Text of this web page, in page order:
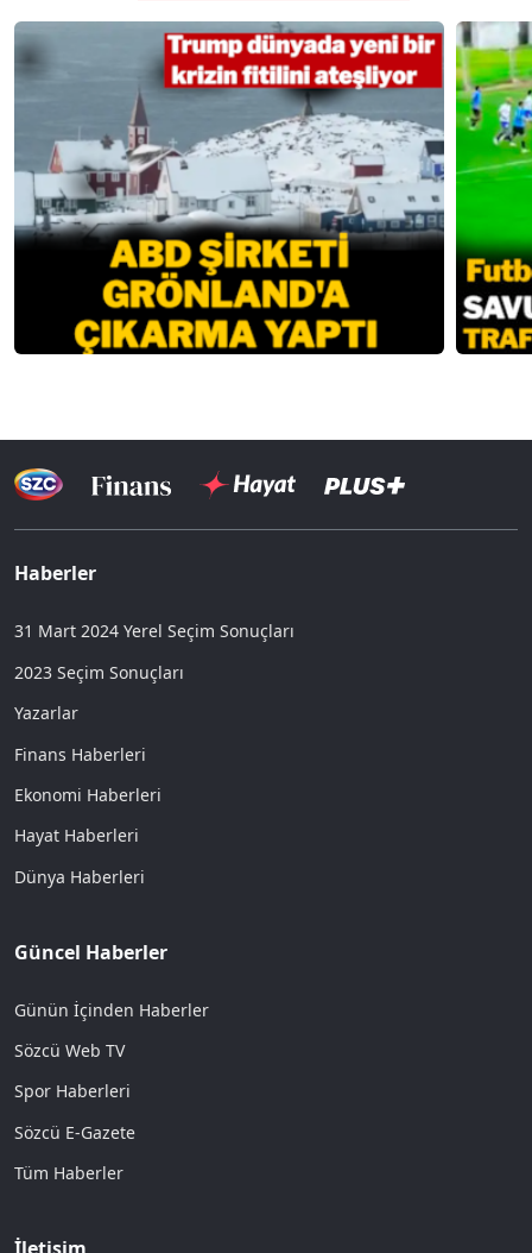
Haberler
31 Mart 2024 Yerel Seçim Sonuçları
2023 Seçim Sonuçları
Yazarlar
Finans Haberleri
Ekonomi Haberleri
Hayat Haberleri
Dünya Haberleri
Güncel Haberler
Günün İçinden Haberler
Sözcü Web TV
Spor Haberleri
Sözcü E-Gazete
Tüm Haberler